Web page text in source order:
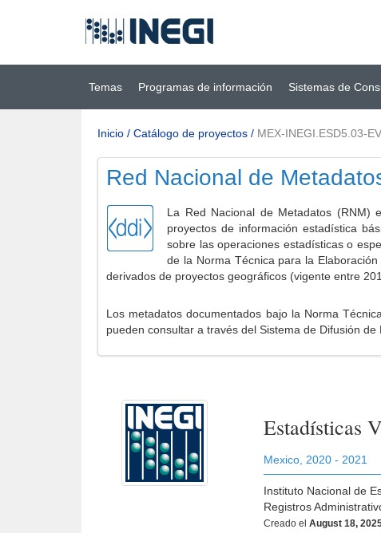
principal
(INEGI)
Temas Programas de información Sistemas de
Inicio / Catálogo de proyectos / MEX-INEGI.ESD5.03-
Red Nacional de
La Red Nacional de Metadatos (RNM)
proyectos de información estadística
sobre las operaciones estadísticas o
de la Norma Técnica para la
derivados de proyectos geográficos (vigente entre
Los metadatos documentados bajo la Norma
pueden consultar a través del Sistema de Difusión de
Estadísticas
Mexico 2020 - 2021
Instituto Nacional de
Registros
Creado elAugust 18,